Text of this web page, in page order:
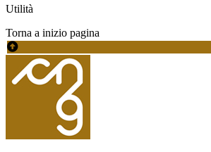
Utilità
Torna a inizio pagina